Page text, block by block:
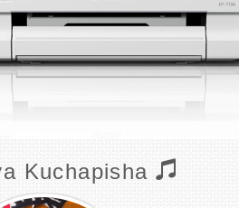
Kuchapisha